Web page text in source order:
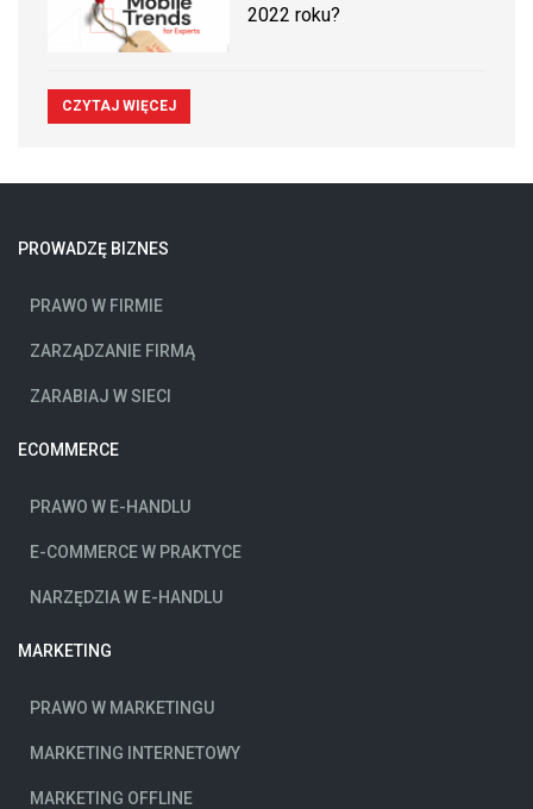
2022 roku?
CZYTAJ WIĘCEJ
PROWADZĘ BIZNES
PRAWO W FIRMIE
ZARZĄDZANIE FIRMĄ
ZARABIAJ W SIECI
ECOMMERCE
PRAWO W E-HANDLU
E-COMMERCE W PRAKTYCE
NARZĘDZIA W E-HANDLU
MARKETING
PRAWO W MARKETINGU
MARKETING INTERNETOWY
MARKETING OFFLINE